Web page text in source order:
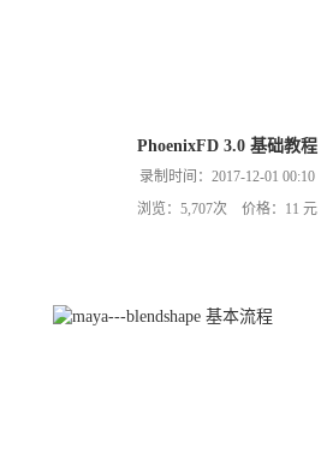
PhoenixFD 3.0 基础教程
录制时间：2017-12-01 00:10
浏览：5,707次 价格：11 元